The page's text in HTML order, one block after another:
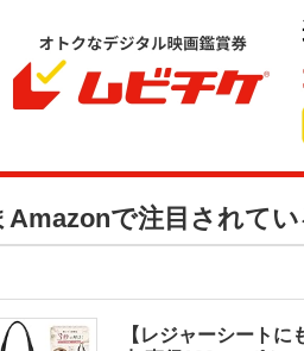
Amazonで注目されて
【レジャーシート